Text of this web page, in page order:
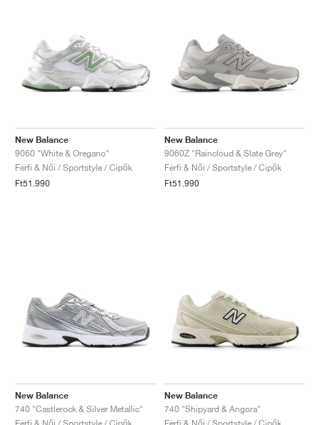
New Balance
9060 "White & Oregano"
Férfi & Női / Sportstyle / Cipők
Ft51.990
New Balance
9060Z "Raincloud & Slate Grey"
Férfi & Női / Sportstyle / Cipők
Ft51.990
New Balance
740 "Castlerock & Silver Metallic"
Férfi & Női / Sportstyle / Cipők
New Balance
740 "Shipyard & Angora"
Férfi & Női / Sportstyle / Cipők